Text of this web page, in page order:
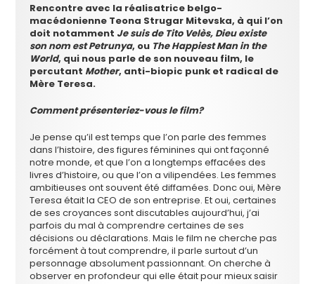
Rencontre avec la réalisatrice belgo-
macédonienne Teona Strugar Mitevska, à qui l’on
doit notamment Je suis de Tito Velès, Dieu existe
son nom est Petrunya, ou The Happiest Man in the
World, qui nous parle de son nouveau film, le
percutant Mother, anti-biopic punk et radical de
Mère Teresa.
Comment présenteriez-vous le film?
Je pense qu’il est temps que l’on parle des femmes
dans l’histoire, des figures féminines qui ont façonné
notre monde, et que l’on a longtemps effacées des
livres d’histoire, ou que l’on a vilipendées. Les femmes
ambitieuses ont souvent été diffamées. Donc oui, Mère
Teresa était la CEO de son entreprise. Et oui, certaines
de ses croyances sont discutables aujourd’hui, j’ai
parfois du mal à comprendre certaines de ses
décisions ou déclarations. Mais le film ne cherche pas
forcément à tout comprendre, il parle surtout d’un
personnage absolument passionnant. On cherche à
observer en profondeur qui elle était pour mieux saisir